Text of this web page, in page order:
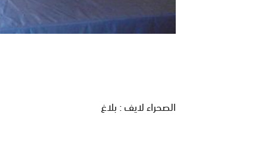
الصحراء لايف : بلاغ